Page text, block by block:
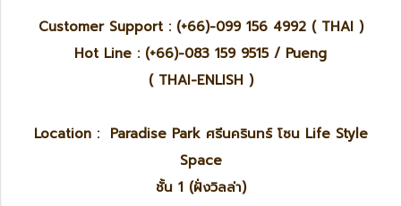
Customer Support : (+66)-099 156 4992 ( THAI )
Hot Line : (+66)-083 159 9515 / Pueng
( THAI-ENLISH )
Location : Paradise Park ศรีนครินทร์ โซน Life Style
Space
ชั้น 1 (ฝั่งวิลล่า)